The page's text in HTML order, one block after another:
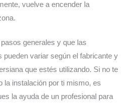
vuelve a encender la
generales y que las
variar según el fabricante y
que estés utilizando. Si no te
la instalación por ti mismo, es
la ayuda de un profesional para